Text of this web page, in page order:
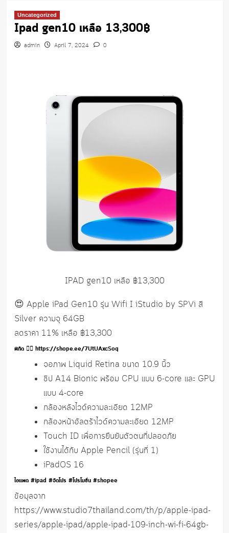
Uncategorized
Ipad gen10 เหลือ 13,300฿
admin April 7, 2024 0
IPAD gen10 เหลือ ฿13,300
😍 Apple iPad Gen10 รุ่น Wifi I iStudio by SPVi สี
Silver ความจุ 64GB
ลดราคา 11% เหลือ ฿13,300
พิกัด 👉🏼 https://shope.ee/7UtUAxcSoq
จอภาพ Liquid Retina ขนาด 10.9 นิ้ว
ชิป A14 Bionic พร้อม CPU แบบ 6-core และ GPU
แบบ 4-core
กล้องหลังไวด์ความละเอียด 12MP
กล้องหน้าอัลตร้าไวด์ความละเอียด 12MP
Touch ID เพื่อการยืนยันตัวตนที่ปลอดภัย
ใช้งานได้กับ Apple Pencil (รุ่นที่ 1)
iPadOS 16
ไอแพด #ipad #จัดโปร #โปรโมชั่น #shopee
ข้อมุลจาก
https://www.studio7thailand.com/th/p/apple-ipad-
series/apple-ipad/apple-ipad-109-inch-wi-fi-64gb-